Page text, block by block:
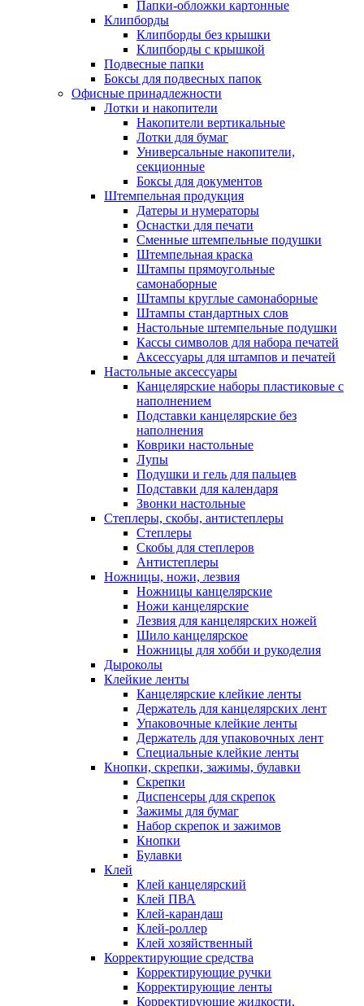
Папки-обложки картонные
Клипборды
Клипборды без крышки
Клипборды с крышкой
Подвесные папки
Боксы для подвесных папок
Офисные принадлежности
Лотки и накопители
Накопители вертикальные
Лотки для бумаг
Универсальные накопители,
секционные
Боксы для документов
Штемпельная продукция
Датеры и нумераторы
Оснастки для печати
Сменные штемпельные подушки
Штемпельная краска
Штампы прямоугольные
самонаборные
Штампы круглые самонаборные
Штампы стандартных слов
Настольные штемпельные подушки
Кассы символов для набора печатей
Аксессуары для штампов и печатей
Настольные аксессуары
Канцелярские наборы пластиковые с
наполнением
Подставки канцелярские без
наполнения
Коврики настольные
Лупы
Подушки и гель для пальцев
Подставки для календаря
Звонки настольные
Степлеры, скобы, антистеплеры
Степлеры
Скобы для степлеров
Антистеплеры
Ножницы, ножи, лезвия
Ножницы канцелярские
Ножи канцелярские
Лезвия для канцелярских ножей
Шило канцелярское
Ножницы для хобби и рукоделия
Дыроколы
Клейкие ленты
Канцелярские клейкие ленты
Держатель для канцелярских лент
Упаковочные клейкие ленты
Держатель для упаковочных лент
Специальные клейкие ленты
Кнопки, скрепки, зажимы, булавки
Скрепки
Диспенсеры для скрепок
Зажимы для бумаг
Набор скрепок и зажимов
Кнопки
Булавки
Клей
Клей канцелярский
Клей ПВА
Клей-карандаш
Клей-роллер
Клей хозяйственный
Корректирующие средства
Корректирующие ручки
Корректирующие ленты
Корректирующие жидкости,